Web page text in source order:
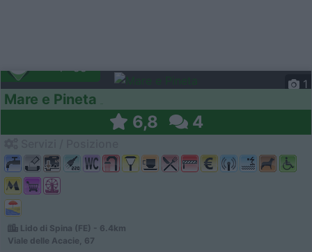
1
Mare e Pineta
6,8 4
Lido di Spina (FE) - 6.4km
Viale delle Acacie, 67